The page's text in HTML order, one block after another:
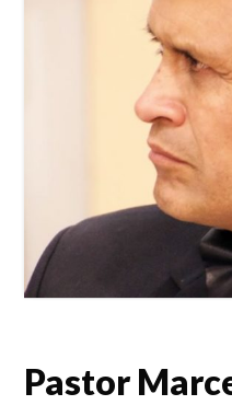
Pastor